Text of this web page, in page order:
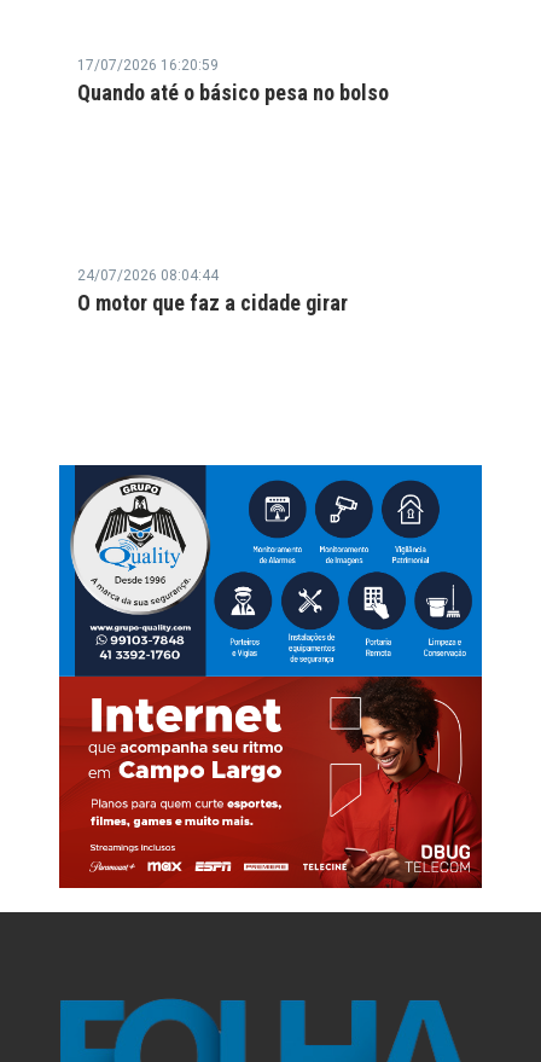
17/07/2026 16:20:59
Quando até o básico pesa no bolso
24/07/2026 08:04:44
O motor que faz a cidade girar